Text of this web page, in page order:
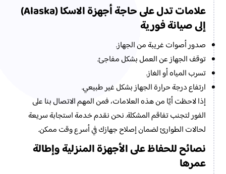
علامات تدل على حاجة أجهزة الاسكا (Alaska)
إلى صيانة فورية
صدور أصوات غريبة من الجهاز.
توقف الجهاز عن العمل بشكل مفاجئ.
تسرب المياه أو الغاز.
ارتفاع درجة حرارة الجهاز بشكل غير طبيعي.
إذا لاحظت أيًا من هذه العلامات، فمن المهم الاتصال بنا على
الفور لتجنب تفاقم المشكلة. نحن نقدم خدمة استجابة سريعة
لحالات الطوارئ لضمان إصلاح جهازك في أسرع وقت ممكن.
نصائح للحفاظ على الأجهزة المنزلية وإطالة
عمرها